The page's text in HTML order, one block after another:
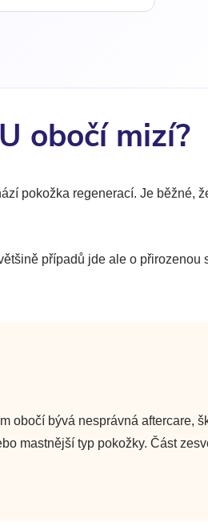
obočí mizí?
pokožka regenerací. Je běžné,
případů jde ale o přirozenou
obočí bývá nesprávná aftercare,
mastnější typ pokožky. Část